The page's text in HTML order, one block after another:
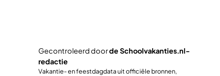
Gecontroleerd doorde Schoolvakanties.nl-
redactie
Vakantie- en feestdagdata uit officiële bronnen,